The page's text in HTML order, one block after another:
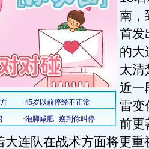
南，
首发
的大
太清
近一
雷变
前更
连队在战术方面将更重